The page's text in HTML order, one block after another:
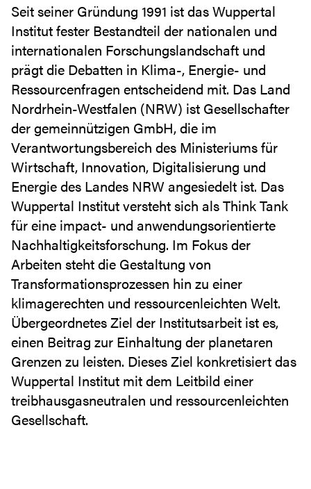
Seit seiner Gründung 1991 ist das Wuppertal
Institut fester Bestandteil der nationalen und
internationalen Forschungslandschaft und
prägt die Debatten in Klima-, Energie- und
Ressourcenfragen entscheidend mit. Das Land
Nordrhein-Westfalen (NRW) ist Gesellschafter
der gemeinnützigen GmbH, die im
Verantwortungsbereich des Ministeriums für
Wirtschaft, Innovation, Digitalisierung und
Energie des Landes NRW angesiedelt ist. Das
Wuppertal Institut versteht sich als Think Tank
für eine impact- und anwendungsorientierte
Nachhaltigkeitsforschung. Im Fokus der
Arbeiten steht die Gestaltung von
Transformationsprozessen hin zu einer
klimagerechten und ressourcenleichten Welt.
Übergeordnetes Ziel der Institutsarbeit ist es,
einen Beitrag zur Einhaltung der planetaren
Grenzen zu leisten. Dieses Ziel konkretisiert das
Wuppertal Institut mit dem Leitbild einer
treibhausgasneutralen und ressourcenleichten
Gesellschaft.